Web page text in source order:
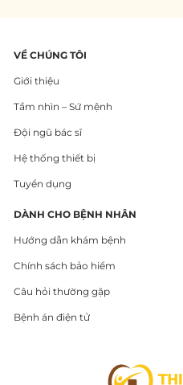
VỀ CHÚNG TÔI
Giới thiệu
Tầm nhìn – Sứ mệnh
Đội ngũ bác sĩ
Hệ thống thiết bị
Tuyển dụng
DÀNH CHO BỆNH NHÂN
Hướng dẫn khám bệnh
Chính sách bảo hiểm
Câu hỏi thường gặp
Bệnh án điện tử